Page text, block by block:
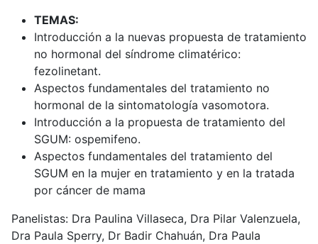
TEMAS:
Introducción a la nuevas propuesta de tratamiento
no hormonal del síndrome climatérico:
fezolinetant.
Aspectos fundamentales del tratamiento no
hormonal de la sintomatología vasomotora.
Introducción a la propuesta de tratamiento del
SGUM: ospemifeno.
Aspectos fundamentales del tratamiento del
SGUM en la mujer en tratamiento y en la tratada
por cáncer de mama
Panelistas: Dra Paulina Villaseca, Dra Pilar Valenzuela,
Dra Paula Sperry, Dr Badir Chahuán, Dra Paula